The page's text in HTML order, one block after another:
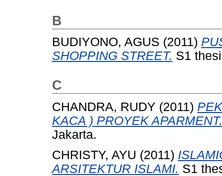
B
BUDIYONO, AGUS (2011)
SHOPPING STREET. S1
C
CHANDRA, RUDY (2011)
KACA ) PROYEK APARMENT.
Jakarta.
CHRISTY, AYU (2011)
ARSITEKTUR ISLAMI. S1